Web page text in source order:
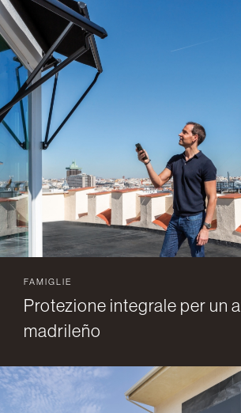
FAMIGLIE
Protezione integrale per un
madrileño